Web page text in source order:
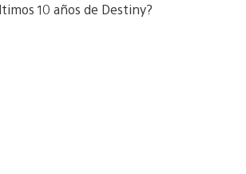
10 años de Destiny?